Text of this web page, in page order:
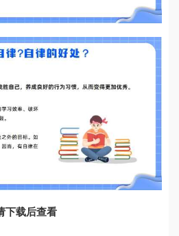
下载后查看